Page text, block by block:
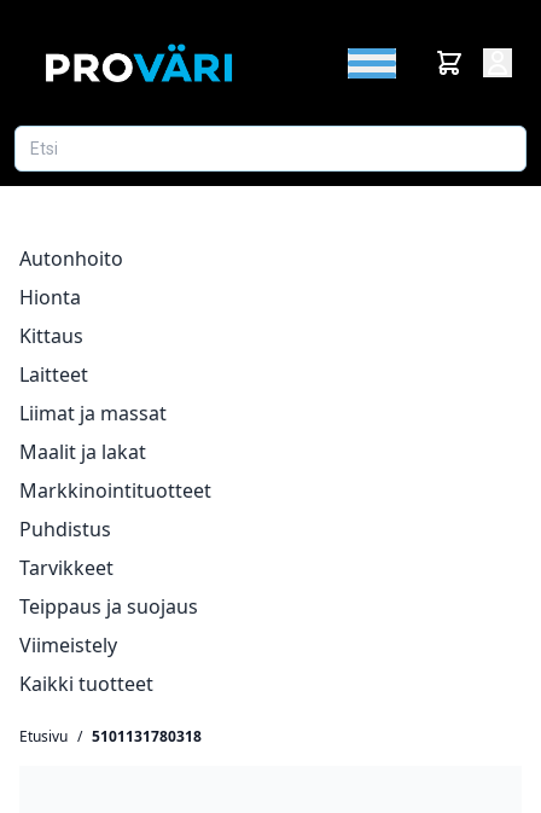
Autonhoito
Hionta
Kittaus
Laitteet
Liimat ja massat
Maalit ja lakat
Markkinointituotteet
Puhdistus
Tarvikkeet
Teippaus ja suojaus
Viimeistely
Kaikki tuotteet
Etusivu / 5101131780318